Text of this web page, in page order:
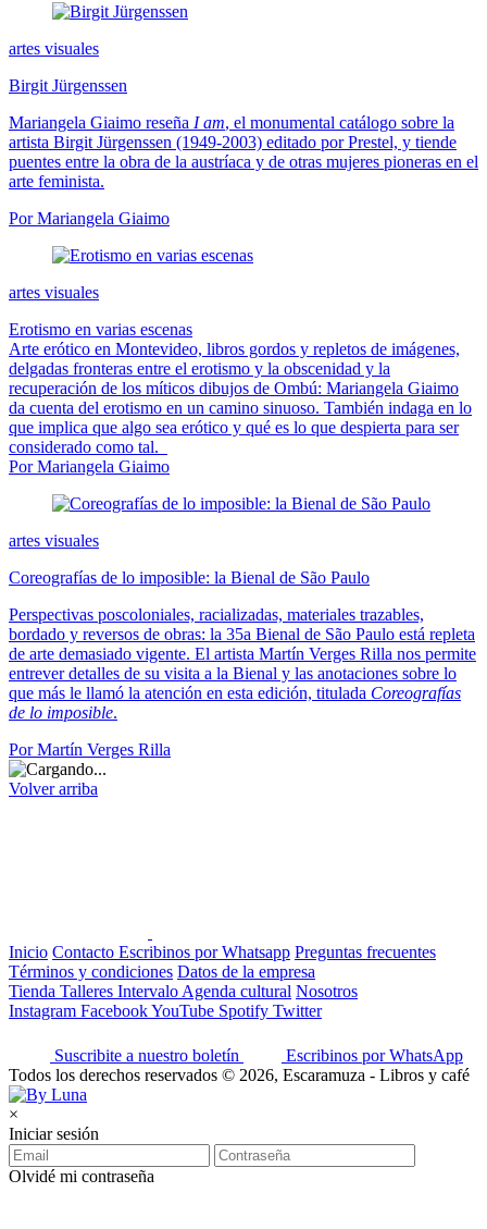
artes visuales
Birgit Jürgenssen
Mariangela Giaimo reseña I am, el monumental catálogo sobre la
artista Birgit Jürgenssen (1949-2003) editado por Prestel, y tiende
puentes entre la obra de la austríaca y de otras mujeres pioneras en el
arte feminista.
Por Mariangela Giaimo
artes visuales
Erotismo en varias escenas
Arte erótico en Montevideo, libros gordos y repletos de imágenes,
delgadas fronteras entre el erotismo y la obscenidad y la
recuperación de los míticos dibujos de Ombú: Mariangela Giaimo
da cuenta del erotismo en un camino sinuoso. También indaga en lo
que implica que algo sea erótico y qué es lo que despierta para ser
considerado como tal.
Por Mariangela Giaimo
artes visuales
Coreografías de lo imposible: la Bienal de São Paulo
Perspectivas poscoloniales, racializadas, materiales trazables,
bordado y reversos de obras: la 35a Bienal de São Paulo está repleta
de arte demasiado vigente. El artista Martín Verges Rilla nos permite
entrever detalles de su visita a la Bienal y las anotaciones sobre lo
que más le llamó la atención en esta edición, titulada Coreografías
de lo imposible.
Por Martín Verges Rilla
Volver arriba
Inicio Contacto Escribinos por Whatsapp Preguntas frecuentes
Términos y condiciones Datos de la empresa
Tienda Talleres IntervaloAgenda cultural Nosotros
Instagram FacebookYouTube Spotify Twitter
Suscribite a nuestro boletín
Escribinos por WhatsApp
Todos los derechos reservados © 2026, Escaramuza - Libros y café
×
Iniciar sesión
Olvidé mi contraseña